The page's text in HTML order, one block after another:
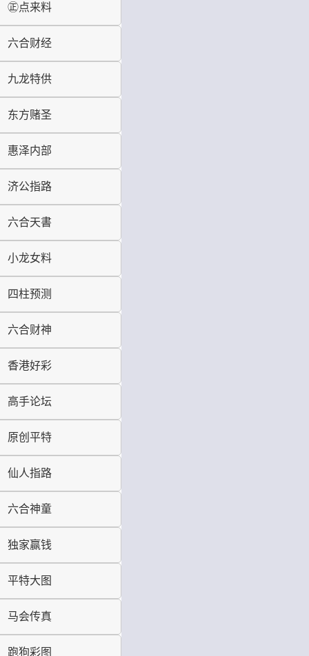
㊣点来料
六合财经
九龙特供
东方赌圣
惠泽内部
济公指路
六合天書
小龙女料
四柱预测
六合财神
香港好彩
高手论坛
原创平特
仙人指路
六合神童
独家赢钱
平特大图
马会传真
跑狗彩图